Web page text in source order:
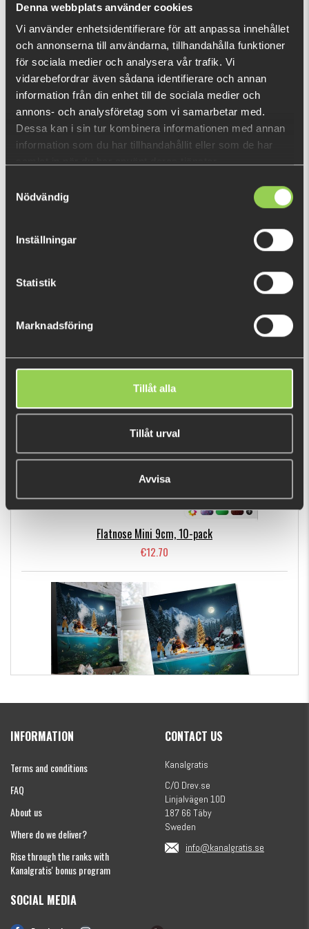
Denna webbplats använder cookies
Vi använder enhetsidentifierare för att anpassa innehållet
och annonserna till användarna, tillhandahålla funktioner
för sociala medier och analysera vår trafik. Vi
vidarebefordrar även sådana identifierare och annan
information från din enhet till de sociala medier och
annons- och analysföretag som vi samarbetar med.
Dessa kan i sin tur kombinera informationen med annan
information som du har tillhandahållit eller som de har
Nödvändig
Inställningar
Statistik
Marknadsföring
Tillåt alla
Tillåt urval
Avvisa
RECENTLY VIEWED PRODUCTS
BESTSELLERS
Flatnose Mini 9cm, 10-pack
€12.70
€154.86
INFORMATION
Terms and conditions
FAQ
About us
Where do we deliver?
Rise through the ranks with
Kanalgratis' bonus program
CONTACT US
Kanalgratis
C/O Drev.se
Linjalvägen 10D
187 66 Täby
Sweden
info@kanalgratis.se
SOCIAL MEDIA